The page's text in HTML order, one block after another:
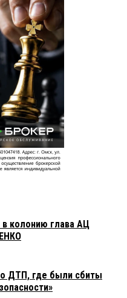
в колонию глава АЦ
ДТП, где были сбиты